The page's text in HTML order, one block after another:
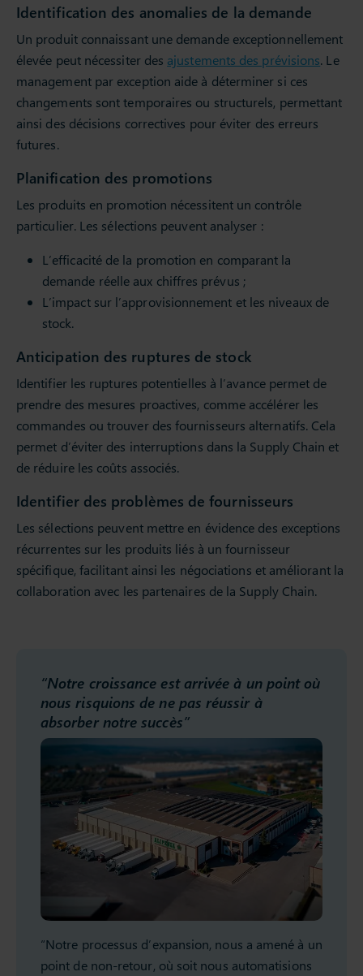
Identification des anomalies de la demande
Un produit connaissant une demande exceptionnellement
élevée peut nécessiter des ajustements des prévisions. Le
management par exception aide à déterminer si ces
changements sont temporaires ou structurels, permettant
ainsi des décisions correctives pour éviter des erreurs
futures.
Planification des promotions
Les produits en promotion nécessitent un contrôle
particulier. Les sélections peuvent analyser :
L’efficacité de la promotion en comparant la
demande réelle aux chiffres prévus ;
L’impact sur l’approvisionnement et les niveaux de
stock.
Anticipation des ruptures de stock
Identifier les ruptures potentielles à l’avance permet de
prendre des mesures proactives, comme accélérer les
commandes ou trouver des fournisseurs alternatifs. Cela
permet d’éviter des interruptions dans la Supply Chain et
de réduire les coûts associés.
Identifier des problèmes de fournisseurs
Les sélections peuvent mettre en évidence des exceptions
récurrentes sur les produits liés à un fournisseur
spécifique, facilitant ainsi les négociations et améliorant la
collaboration avec les partenaires de la Supply Chain.
“Notre croissance est arrivée à un point où
nous risquions de ne pas réussir à
absorber notre succès”
“Notre processus d’expansion, nous a amené à un
point de non-retour, où soit nous automatisions